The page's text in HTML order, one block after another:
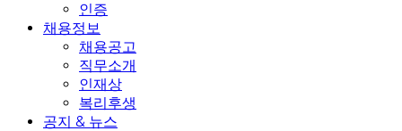
인증
채용정보
채용공고
직무소개
인재상
복리후생
공지 & 뉴스